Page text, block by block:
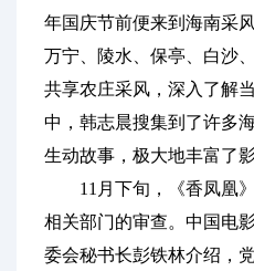
年国庆节前便来到海南采
万宁、陵水、保亭、白沙
共享农庄采风，深入了解
中，韩志晨搜集到了许多
生动故事，极大地丰富了
11月下旬，《香凤凰》
相关部门的审查。中国电
委会秘书长彭铁林介绍，